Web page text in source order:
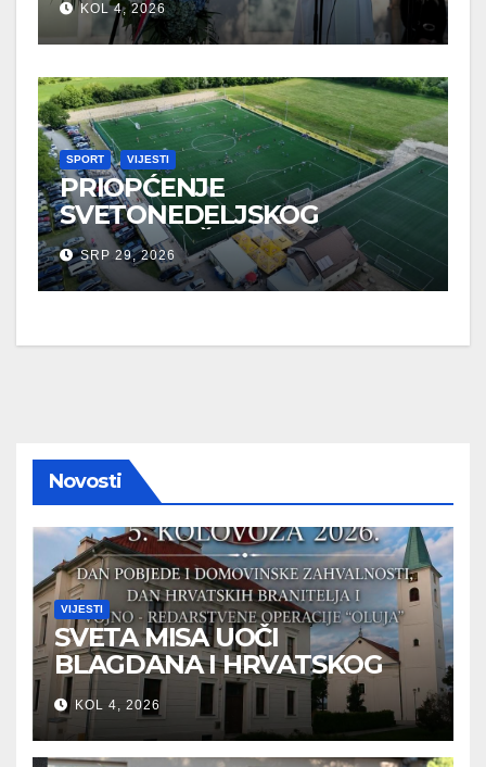
NEDELJI
KOL 4, 2026
SPORT VIJESTI
PRIOPĆENJE
SVETONEDELJSKOG
GRADONAČELNIKA O
SPORTSKIM UDRUGAMA
SRP 29, 2026
Novosti
VIJESTI
SVETA MISA UOČI
BLAGDANA I HRVATSKOG
PRAZNIKA SLOBODE
KOL 4, 2026